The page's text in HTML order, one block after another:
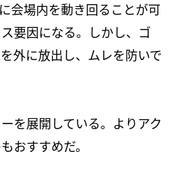
会場内を動き回ることが可
要因になる。しかし、ゴ
外に放出し、ムレを防いで
を展開している。よりアク
おすすめだ。